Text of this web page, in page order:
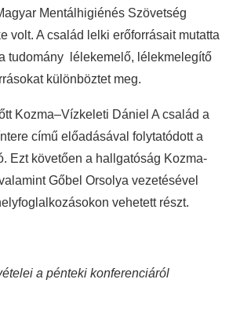
Mentálhigiénés Szövetség
volt. A család lelki erőforrásait mutatta
tudomány lélekemelő, lélekmelegítő
különböztet meg.
Kozma–Vízkeleti Dániel A család a
című előadásával folytatódott a
Ezt követően a hallgatóság Kozma-
Gőbel Orsolya vezetésével
vehetett részt.
a pénteki konferenciáról